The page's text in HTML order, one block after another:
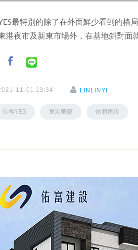
最特別的除了在外面鮮少看到的格
港夜市及新東市場外，在基地斜對面
11-01 13:34 LINLINYI
長春YES 東港華廈 佑順建設